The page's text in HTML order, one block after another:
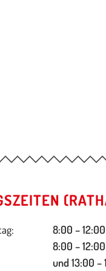
8:00 –
8:00 –
und 13:00 –